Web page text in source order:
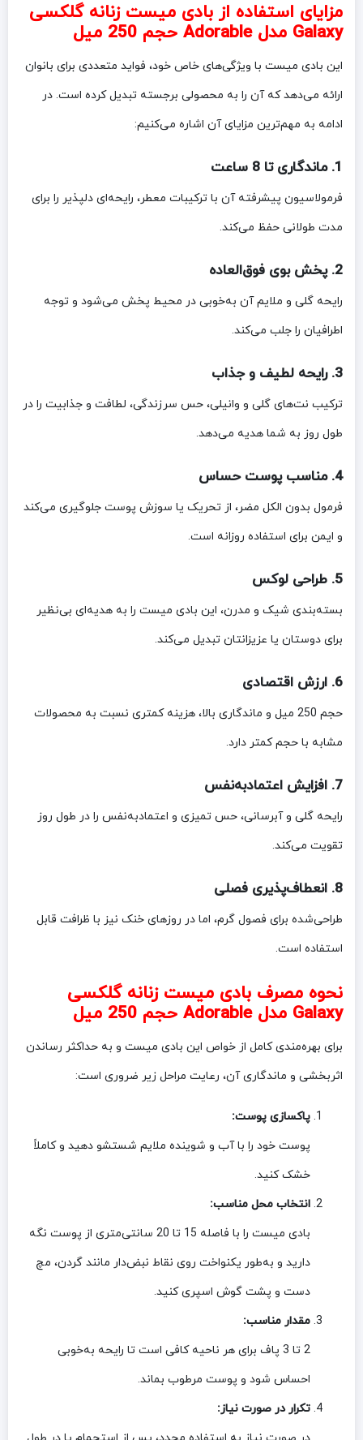
مزایای استفاده از بادی میست زنانه گلکسی
Galaxy مدل Adorable حجم 250 میل
این بادی میست با ویژگی‌های خاص خود، فواید متعددی برای بانوان
ارائه می‌دهد که آن را به محصولی برجسته تبدیل کرده است. در
ادامه به مهم‌ترین مزایای آن اشاره می‌کنیم:
1. ماندگاری تا 8 ساعت
فرمولاسیون پیشرفته آن با ترکیبات معطر، رایحه‌ای دلپذیر را برای
مدت طولانی حفظ می‌کند.
2. پخش بوی فوق‌العاده
رایحه گلی و ملایم آن به‌خوبی در محیط پخش می‌شود و توجه
اطرافیان را جلب می‌کند.
3. رایحه لطیف و جذاب
ترکیب نت‌های گلی و وانیلی، حس سرزندگی، لطافت و جذابیت را در
طول روز به شما هدیه می‌دهد.
4. مناسب پوست حساس
فرمول بدون الکل مضر، از تحریک یا سوزش پوست جلوگیری می‌کند
و ایمن برای استفاده روزانه است.
5. طراحی لوکس
بسته‌بندی شیک و مدرن، این بادی میست را به هدیه‌ای بی‌نظیر
برای دوستان یا عزیزانتان تبدیل می‌کند.
6. ارزش اقتصادی
حجم 250 میل و ماندگاری بالا، هزینه کمتری نسبت به محصولات
مشابه با حجم کمتر دارد.
7. افزایش اعتمادبه‌نفس
رایحه گلی و آبرسانی، حس تمیزی و اعتمادبه‌نفس را در طول روز
تقویت می‌کند.
8. انعطاف‌پذیری فصلی
طراحی‌شده برای فصول گرم، اما در روزهای خنک نیز با ظرافت قابل
استفاده است.
نحوه مصرف بادی میست زنانه گلکسی
Galaxy مدل Adorable حجم 250 میل
برای بهره‌مندی کامل از خواص این بادی میست و به حداکثر رساندن
اثربخشی و ماندگاری آن، رعایت مراحل زیر ضروری است:
پاکسازی پوست:
پوست خود را با آب و شوینده ملایم شستشو دهید و کاملاً
خشک کنید.
انتخاب محل مناسب:
بادی میست را با فاصله 15 تا 20 سانتی‌متری از پوست نگه
دارید و به‌طور یکنواخت روی نقاط نبض‌دار مانند گردن، مچ
دست و پشت گوش اسپری کنید.
مقدار مناسب:
2 تا 3 پاف برای هر ناحیه کافی است تا رایحه به‌خوبی
احساس شود و پوست مرطوب بماند.
تکرار در صورت نیاز: